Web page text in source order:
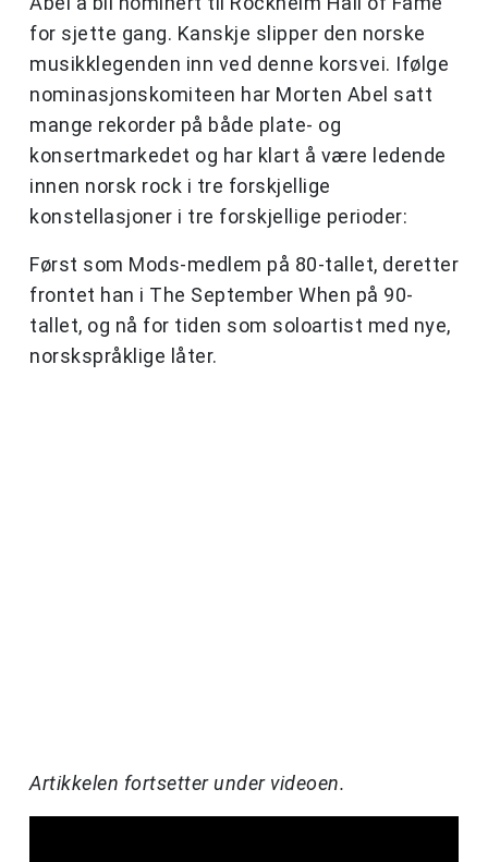
for sjette gang. Kanskje slipper den norske
musikklegenden inn ved denne korsvei. Ifølge
nominasjonskomiteen har Morten Abel satt
mange rekorder på både plate- og
konsertmarkedet og har klart å være ledende
innen norsk rock i tre forskjellige
konstellasjoner i tre forskjellige perioder:
Først som Mods-medlem på 80-tallet, deretter
frontet han i The September When på 90-
tallet, og nå for tiden som soloartist med nye,
norskspråklige låter.
Artikkelen fortsetter under videoen.